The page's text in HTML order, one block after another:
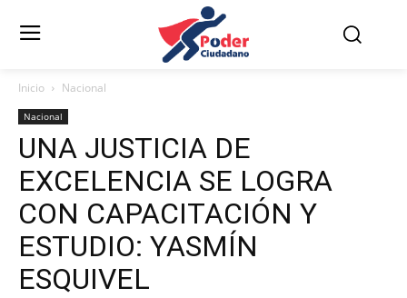
Inicio Nacional
Nacional
UNA JUSTICIA DE
EXCELENCIA SE LOGRA
CON CAPACITACIÓN Y
ESTUDIO: YASMÍN
ESQUIVEL